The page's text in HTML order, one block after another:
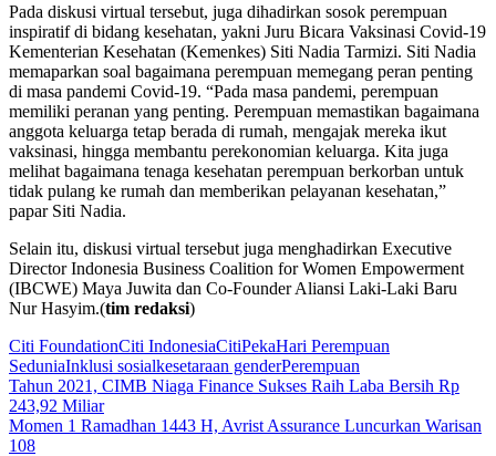
Pada diskusi virtual tersebut, juga dihadirkan sosok perempuan
inspiratif di bidang kesehatan, yakni Juru Bicara Vaksinasi Covid-19
Kementerian Kesehatan (Kemenkes) Siti Nadia Tarmizi. Siti Nadia
memaparkan soal bagaimana perempuan memegang peran penting
di masa pandemi Covid-19. “Pada masa pandemi, perempuan
memiliki peranan yang penting. Perempuan memastikan bagaimana
anggota keluarga tetap berada di rumah, mengajak mereka ikut
vaksinasi, hingga membantu perekonomian keluarga. Kita juga
melihat bagaimana tenaga kesehatan perempuan berkorban untuk
tidak pulang ke rumah dan memberikan pelayanan kesehatan,”
papar Siti Nadia.
Selain itu, diskusi virtual tersebut juga menghadirkan Executive
Director Indonesia Business Coalition for Women Empowerment
(IBCWE) Maya Juwita dan Co-Founder Aliansi Laki-Laki Baru
Nur Hasyim.(tim redaksi)
Citi FoundationCiti IndonesiaCitiPekaHari Perempuan
SeduniaInklusi sosialkesetaraan genderPerempuan
Navigasi
pos
Tahun 2021, CIMB Niaga Finance Sukses Raih Laba Bersih Rp
243,92 Miliar
Momen 1 Ramadhan 1443 H, Avrist Assurance Luncurkan Warisan
108